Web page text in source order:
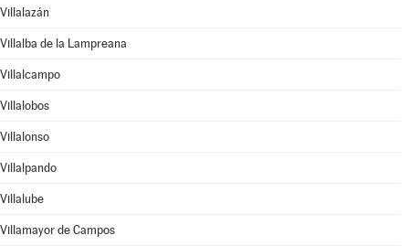
Villalazán
Villalba de la Lampreana
Villalcampo
Villalobos
Villalonso
Villalpando
Villalube
Villamayor de Campos